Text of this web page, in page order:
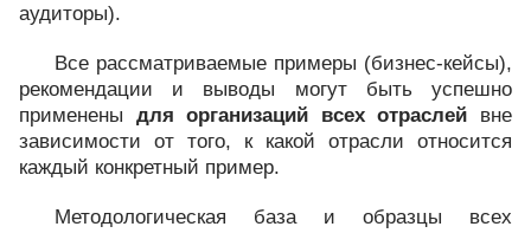
аудиторы).
Все рассматриваемые примеры (бизнес-кейсы),
рекомендации и выводы могут быть успешно
применены для организаций всех отраслей вне
зависимости от того, к какой отрасли относится
каждый конкретный пример.
Методологическая база и образцы всех